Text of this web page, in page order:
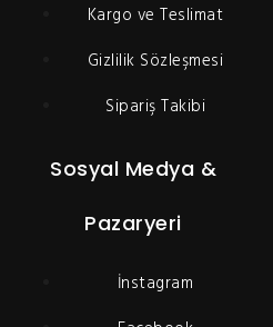
Kargo ve Teslimat
Gizlilik Sözleşmesi
Sipariş Takibi
Sosyal Medya &
Pazaryeri
İnstagram